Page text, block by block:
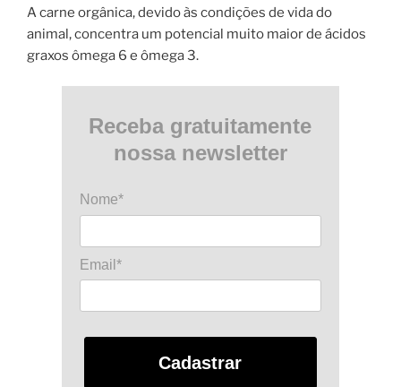
A carne orgânica, devido às condições de vida do
animal, concentra um potencial muito maior de ácidos
graxos ômega 6 e ômega 3.
Receba gratuitamente
nossa newsletter
Nome*
Email*
Cadastrar